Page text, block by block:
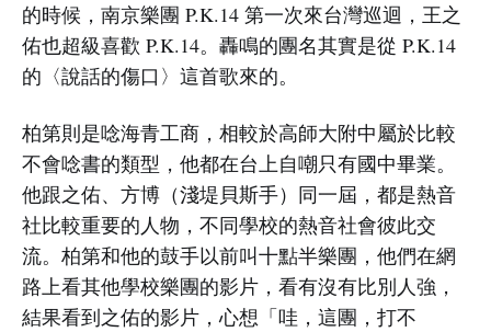
的時候，南京樂團 P.K.14 第一次來台灣巡迴，王之
佑也超級喜歡 P.K.14。轟鳴的團名其實是從 P.K.14
的〈說話的傷口〉這首歌來的。
柏第則是唸海青工商，相較於高師大附中屬於比較
不會唸書的類型，他都在台上自嘲只有國中畢業。
他跟之佑、方博（淺堤貝斯手）同一屆，都是熱音
社比較重要的人物，不同學校的熱音社會彼此交
流。柏第和他的鼓手以前叫十點半樂團，他們在網
路上看其他學校樂團的影片，看有沒有比別人強，
結果看到之佑的影片，心想「哇，這團，打不